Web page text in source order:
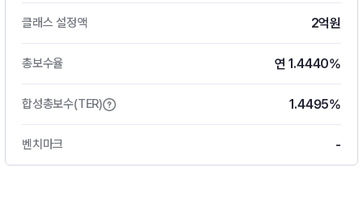
클래스 설정액 2억원
총보수율 연 1.4440%
합성총보수(TER) 1.4495%
벤치마크 -